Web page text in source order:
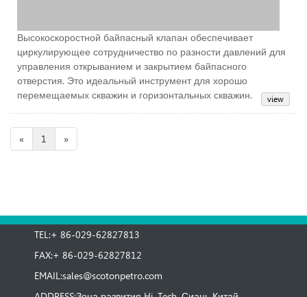
Высокоскоростной байпасный клапан обеспечивает
циркулирующее сотрудничество по разности давлений для
управления открыванием и закрытием байпасного
отверстия. Это идеальный инструмент для хорошо
перемещаемых скважин и горизонтальных скважин.
« 1 »
TEL:+ 86-029-62827813
FAX:+ 86-029-62827812
EMAIL:sales@scotonpetro.com